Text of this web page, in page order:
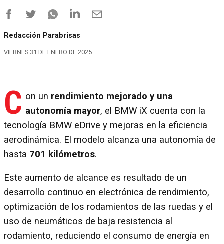
Redacción Parabrisas
VIERNES 31 DE ENERO DE 2025
C on un rendimiento mejorado y una
autonomía mayor, el BMW iX cuenta con la
tecnología BMW eDrive y mejoras en la eficiencia
aerodinámica. El modelo alcanza una autonomía de
hasta 701 kilómetros.
Este aumento de alcance es resultado de un
desarrollo continuo en electrónica de rendimiento,
optimización de los rodamientos de las ruedas y el
uso de neumáticos de baja resistencia al
rodamiento, reduciendo el consumo de energía en